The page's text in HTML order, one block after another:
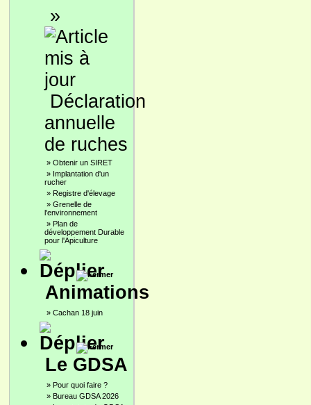
»
Déclaration
annuelle
de ruches
» Obtenir un SIRET
» Implantation d'un
rucher
» Registre d'élevage
» Grenelle de
l'environnement
» Plan de
développement Durable
pour l'Apiculture
Animations
» Cachan 18 juin
Le GDSA
» Pour quoi faire ?
» Bureau GDSA 2026